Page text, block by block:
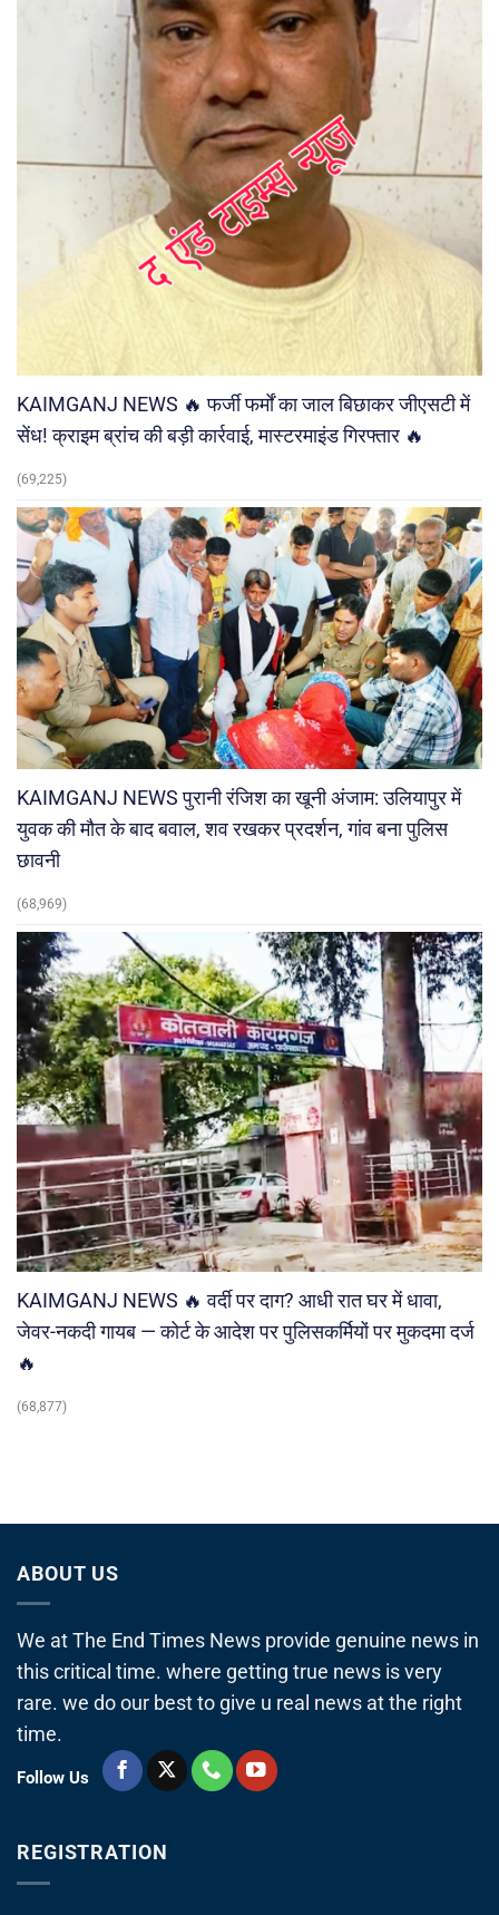
KAIMGANJ NEWS 🔥 फर्जी फर्मों का जाल बिछाकर जीएसटी में
सेंध! क्राइम ब्रांच की बड़ी कार्रवाई, मास्टरमाइंड गिरफ्तार 🔥
(69,225)
KAIMGANJ NEWS पुरानी रंजिश का खूनी अंजाम: उलियापुर में
युवक की मौत के बाद बवाल, शव रखकर प्रदर्शन, गांव बना पुलिस
छावनी
(68,969)
KAIMGANJ NEWS 🔥 वर्दी पर दाग? आधी रात घर में धावा,
जेवर-नकदी गायब — कोर्ट के आदेश पर पुलिसकर्मियों पर मुकदमा दर्ज
🔥
(68,877)
ABOUT US
We at The End Times News provide genuine news in
this critical time. where getting true news is very
rare. we do our best to give u real news at the right
time.
Follow Us
REGISTRATION